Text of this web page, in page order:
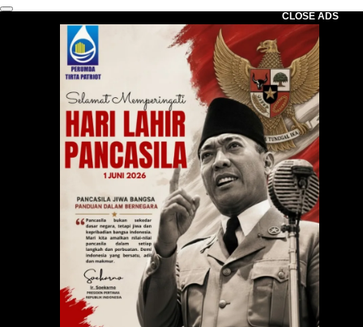
CLOSE ADS